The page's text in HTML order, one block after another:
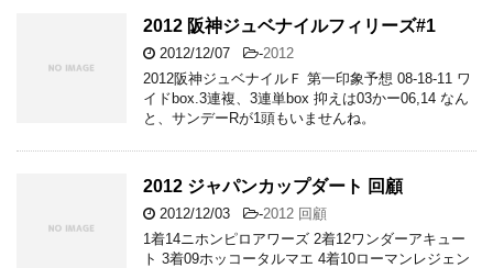
2012 阪神ジュベナイルフィリーズ#1
2012/12/07 -2012
2012阪神ジュベナイルＦ 第一印象予想 08-18-11 ワ
イドbox.3連複、3連単box 抑えは03かー06,14 なん
と、サンデーRが1頭もいませんね。
2012 ジャパンカップダート 回顧
2012/12/03 -2012 回顧
1着14ニホンピロアワーズ 2着12ワンダーアキュー
ト 3着09ホッコータルマエ 4着10ローマンレジェン